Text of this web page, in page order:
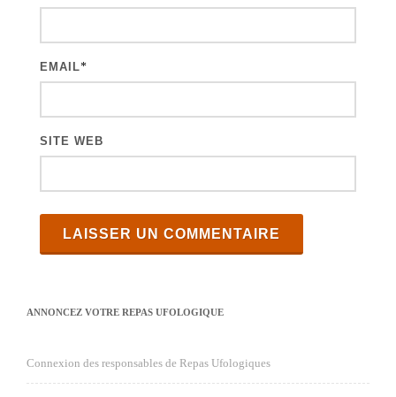
EMAIL*
SITE WEB
ANNONCEZ VOTRE REPAS UFOLOGIQUE
Connexion des responsables de Repas Ufologiques